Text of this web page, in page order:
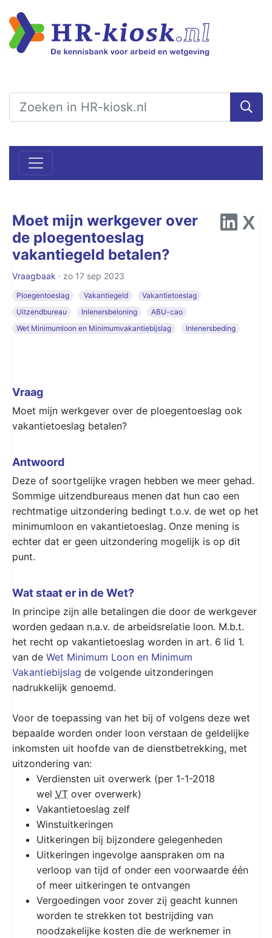
Moet mijn werkgever over
de ploegentoeslag
vakantiegeld betalen?
Vraagbaak · zo 17 sep 2023
Ploegentoeslag Vakantiegeld
Vakantietoeslag
Uitzendbureau
Inlenersbeloning
ABU-cao
Wet Minimumloon en Minimumvakantiebijslag
Inlenersbeding
Vraag
Moet mijn werkgever over de ploegentoeslag ook
vakantietoeslag betalen?
Antwoord
Deze of soortgelijke vragen hebben we meer gehad.
Sommige uitzendbureaus menen dat hun cao een
rechtmatige uitzondering bedingt t.o.v. de wet op het
minimumloon en vakantietoeslag. Onze mening is
echter dat er geen uitzondering mogelijk is op dit
punt.
Wat staat er in de Wet?
In principe zijn alle betalingen die door de werkgever
worden gedaan n.a.v. de arbeidsrelatie loon. M.b.t.
het recht op vakantietoeslag worden in art. 6 lid 1.
van de Wet Minimum Loon en Minimum
Vakantiebijslag de volgende uitzonderingen
nadrukkelijk genoemd.
Voor de toepassing van het bij of volgens deze wet
bepaalde worden onder loon verstaan de geldelijke
inkomsten uit hoofde van de dienstbetrekking, met
uitzondering van:
Verdiensten uit overwerk (per 1-1-2018
wel VT over overwerk)
Vakantietoeslag zelf
Winstuitkeringen
Uitkeringen bij bijzondere gelegenheden
Uitkeringen ingevolge aanspraken om na
verloop van tijd of onder een voorwaarde één
of meer uitkeringen te ontvangen
Vergoedingen voor zover zij geacht kunnen
worden te strekken tot bestrijding van
noodzakelijke kosten die de werknemer in